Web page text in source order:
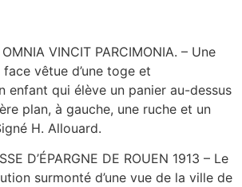
VINCIT PARCIMONIA. – Une
vêtue d’une toge et
enfant qui élève un panier au-dessus
plan, à gauche, une ruche et un
H. Allouard.
D’ÉPARGNE DE ROUEN 1913 – Le
surmonté d’une vue de la ville de